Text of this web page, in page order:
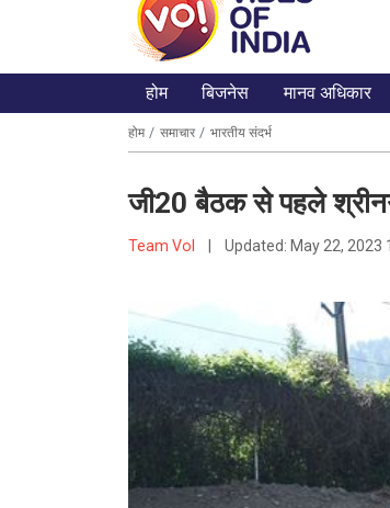
होम बिजनेस मानव अधिकार
होम समाचार भारतीय संदर्भ
जी20 बैठक से पहले
Team VoI Updated: May 22, 2023